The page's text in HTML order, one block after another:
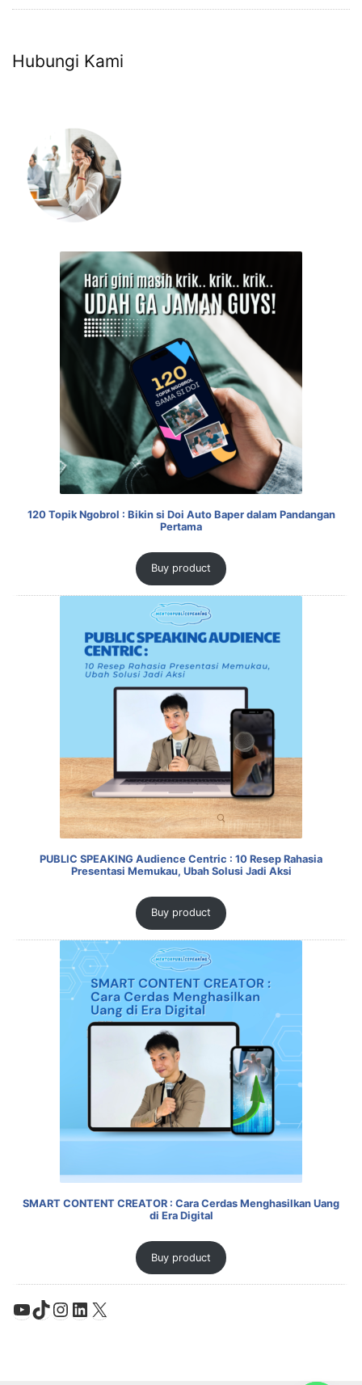
Hubungi Kami
120 Topik Ngobrol : Bikin si Doi Auto Baper dalam Pandangan
Pertama
Buy product
PUBLIC SPEAKING Audience Centric : 10 Resep Rahasia
Presentasi Memukau, Ubah Solusi Jadi Aksi
Buy product
SMART CONTENT CREATOR : Cara Cerdas Menghasilkan Uang
di Era Digital
Buy product
YouTube
TikTok
Instagram
LinkedIn
X